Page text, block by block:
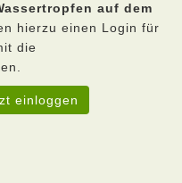
auf dem
hierzu einen Login für
die
einloggen